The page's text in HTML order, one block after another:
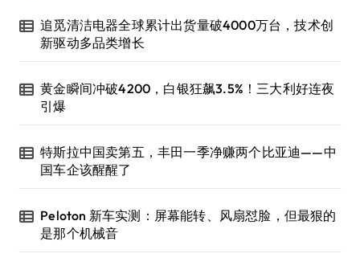
追觅清洁电器全球累计出货量破4000万台，技术创
新驱动多品类增长
黄金瞬间冲破4200，白银狂飙3.5%！三大利好连夜
引爆
特斯拉中国卖第五，丰田一季净赚两个比亚迪——中
国车企该醒醒了
Peloton 新车实测：屏幕能转、风扇怼脸，但最狠的
是那个机械音